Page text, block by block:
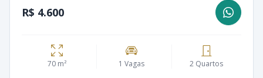
R$ 4.600
70 m² 1 Vagas 2 Quartos